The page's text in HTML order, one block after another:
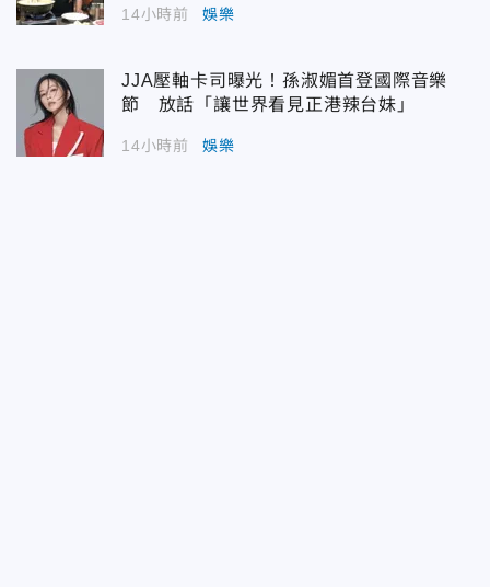
14小時前 娛樂
JJA壓軸卡司曝光！孫淑媚首登國際音樂
節 放話「讓世界看見正港辣台妹」
14小時前 娛樂